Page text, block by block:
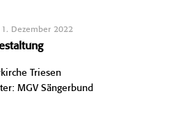
Dezember 2022
Triesen
MGV Sängerbund